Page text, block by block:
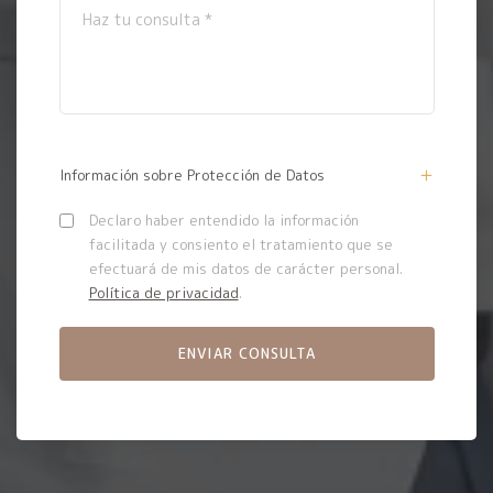
Información sobre Protección de Datos
Declaro haber entendido la información
facilitada y consiento el tratamiento que se
efectuará de mis datos de carácter personal.
Política de privacidad.